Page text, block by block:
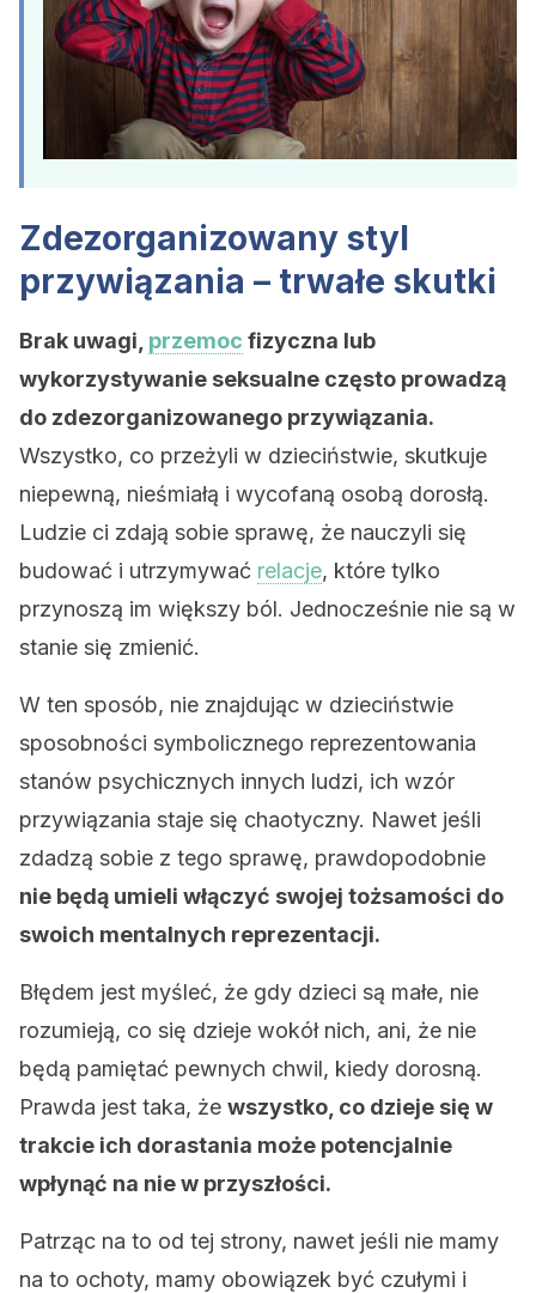
Zdezorganizowany styl
przywiązania – trwałe skutki
Brak uwagi, przemoc fizyczna lub
wykorzystywanie seksualne często prowadzą
do zdezorganizowanego przywiązania.
Wszystko, co przeżyli w dzieciństwie, skutkuje
niepewną, nieśmiałą i wycofaną osobą dorosłą.
Ludzie ci zdają sobie sprawę, że nauczyli się
budować i utrzymywać relacje, które tylko
przynoszą im większy ból. Jednocześnie nie są w
stanie się zmienić.
W ten sposób, nie znajdując w dzieciństwie
sposobności symbolicznego reprezentowania
stanów psychicznych innych ludzi, ich wzór
przywiązania staje się chaotyczny. Nawet jeśli
zdadzą sobie z tego sprawę, prawdopodobnie
nie będą umieli włączyć swojej tożsamości do
swoich mentalnych reprezentacji.
Błędem jest myśleć, że gdy dzieci są małe, nie
rozumieją, co się dzieje wokół nich, ani, że nie
będą pamiętać pewnych chwil, kiedy dorosną.
Prawda jest taka, że ​​ wszystko, co dzieje się w
trakcie ich dorastania może potencjalnie
wpłynąć na nie w przyszłości.
Patrząc na to od tej strony, nawet jeśli nie mamy
na to ochoty, mamy obowiązek być czułymi i